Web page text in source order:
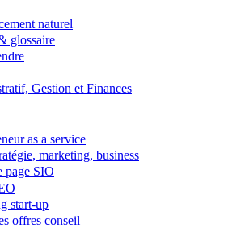
naturel
glossaire
Gestion et Finances
as a service
marketing, business
page SIO
start-up
offres conseil